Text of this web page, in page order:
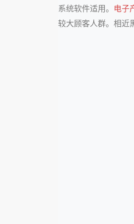
系统软件适用。 电子
较大顾客人群。相近